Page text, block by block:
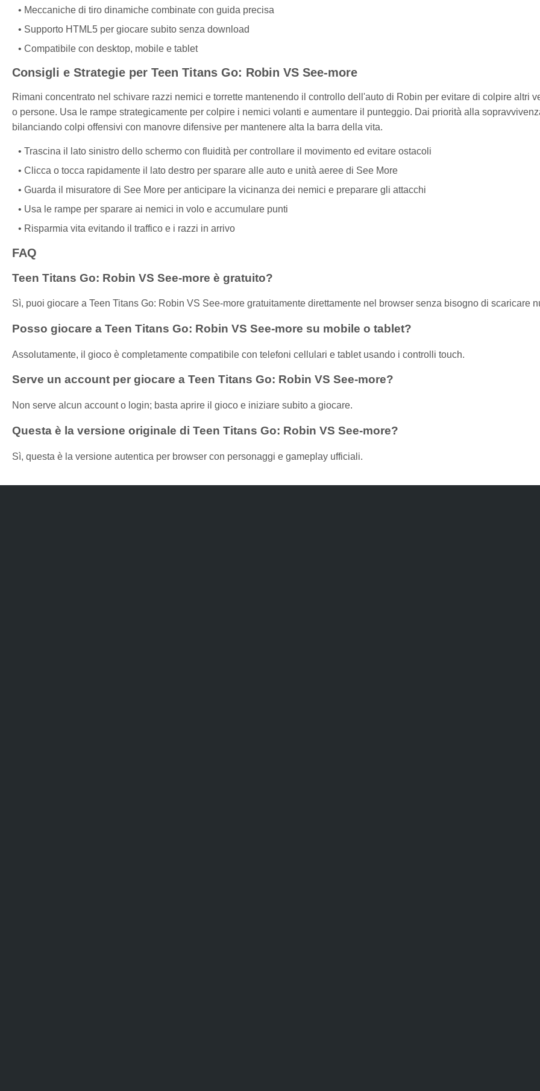
Meccaniche di tiro dinamiche combinate con guida precisa
Supporto HTML5 per giocare subito senza download
Compatibile con desktop, mobile e tablet
Consigli e Strategie per Teen Titans Go: Robin VS See-more
Rimani concentrato nel schivare razzi nemici e torrette mantenendo il controllo dell'auto di Robin per evitare di colpire altri
o persone. Usa le rampe strategicamente per colpire i nemici volanti e aumentare il punteggio. Dai priorità alla
bilanciando colpi offensivi con manovre difensive per mantenere alta la barra della vita.
Trascina il lato sinistro dello schermo con fluidità per controllare il movimento ed evitare ostacoli
Clicca o tocca rapidamente il lato destro per sparare alle auto e unità aeree di See More
Guarda il misuratore di See More per anticipare la vicinanza dei nemici e preparare gli attacchi
Usa le rampe per sparare ai nemici in volo e accumulare punti
Risparmia vita evitando il traffico e i razzi in arrivo
FAQ
Teen Titans Go: Robin VS See-more è gratuito?
Sì, puoi giocare a Teen Titans Go: Robin VS See-more gratuitamente direttamente nel browser senza bisogno di scaricare
Posso giocare a Teen Titans Go: Robin VS See-more su mobile o tablet?
Assolutamente, il gioco è completamente compatibile con telefoni cellulari e tablet usando i controlli touch.
Serve un account per giocare a Teen Titans Go: Robin VS See-more?
Non serve alcun account o login; basta aprire il gioco e iniziare subito a giocare.
Questa è la versione originale di Teen Titans Go: Robin VS See-more?
Sì, questa è la versione autentica per browser con personaggi e gameplay ufficiali.